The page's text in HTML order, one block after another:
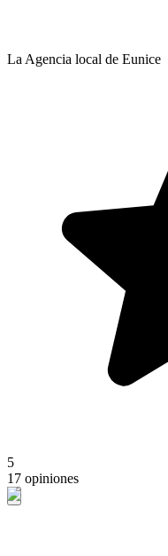
La Agencia local de Eunice
5
17 opiniones